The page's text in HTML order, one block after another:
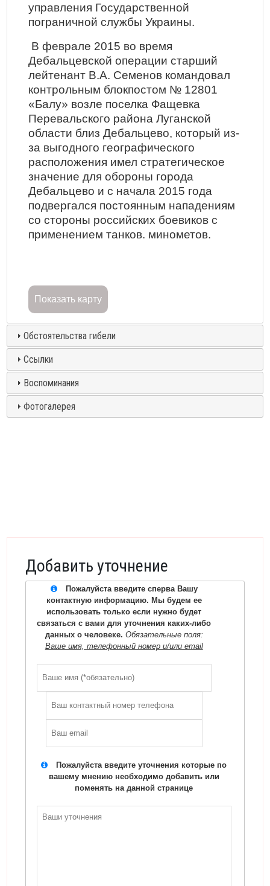
управления Государственной
пограничной службы Украины.
В феврале 2015 во время
Дебальцевской операции старший
лейтенант В.А. Семенов командовал
контрольным блокпостом № 12801
«Балу» возле поселка Фащевка
Перевальского района Луганской
области близ Дебальцево, который из-
за выгодного географического
расположения имел стратегическое
значение для обороны города
Дебальцево и с начала 2015 года
подвергался постоянным нападениям
со стороны российских боевиков с
применением танков. минометов.
Показать карту
Обстоятельства гибели
Ссылки
Воспоминания
Фотогалерея
Добавить уточнение
Пожалуйста введите сперва Вашу
контактную информацию. Мы будем ее
использовать только если нужно будет
связаться с вами для уточнения каких-либо
данных о человеке. Обязательные поля:
Ваше имя, телефонный номер и/или email
Пожалуйста введите уточнения которые по
вашему мнению необходимо добавить или
поменять на данной странице